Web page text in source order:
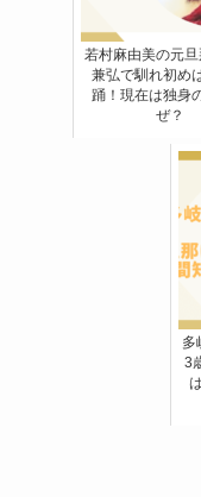
若村麻由美の元
兼弘で馴れ初め
踊！現在は独身
ぜ？
多
3